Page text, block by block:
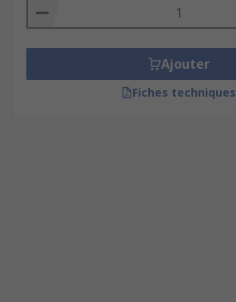
Ajouter
Fiches techniques